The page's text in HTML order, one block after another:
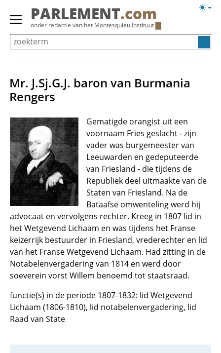
Overslaan
Primair
menu
tonen/verbergen
PARLEMENT.com
onder redactie van het Montesquieu Instituut
Mr. J.Sj.G.J. baron van Burmania
Rengers
Gematigde orangist uit een
voornaam Fries geslacht - zijn
vader was burgemeester van
Leeuwarden en gedeputeerde
van Friesland - die tijdens de
Republiek deel uitmaakte van de
Staten van Friesland. Na de
Bataafse omwenteling werd hij
advocaat en vervolgens rechter. Kreeg in 1807 lid in
het Wetgevend Lichaam en was tijdens het Franse
keizerrijk bestuurder in Friesland, vrederechter en lid
van het Franse Wetgevend Lichaam. Had zitting in de
Notabelenvergadering van 1814 en werd door
soeverein vorst Willem benoemd tot staatsraad.
functie(s) in de periode 1807-1832: lid Wetgevend
Lichaam (1806-1810), lid notabelenvergadering, lid
Raad van State